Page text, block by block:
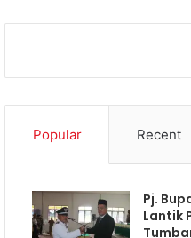
Popular Recent
Pj.
Lantik